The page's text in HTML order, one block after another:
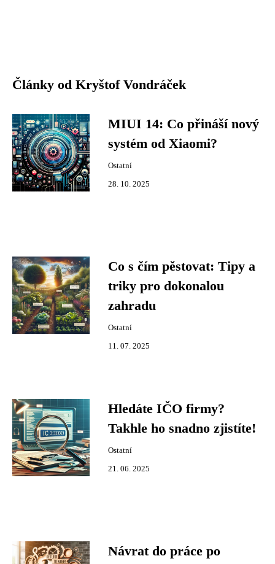
Články od Kryštof Vondráček
MIUI 14: Co přináší nový
systém od Xiaomi?
Ostatní
28. 10. 2025
Co s čím pěstovat: Tipy a
triky pro dokonalou
zahradu
Ostatní
11. 07. 2025
Hledáte IČO firmy?
Takhle ho snadno zjistíte!
Ostatní
21. 06. 2025
Návrat do práce po